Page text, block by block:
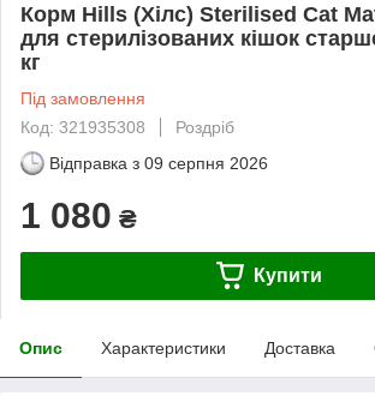
Корм Hills (Хілс) Sterilised Cat
для стерилізованих кішок
кг
Під замовлення
Код: 321935308
Роздріб
Відправка з 09 серпня 2026
1 080 ₴
Купити
Опис Характеристики Доставка